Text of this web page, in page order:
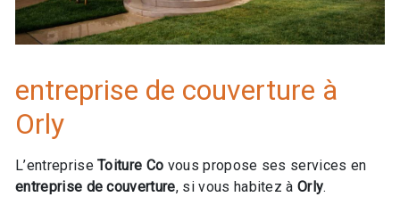
entreprise de couverture à
Orly
L’entrepriseToiture Co vous propose ses services en
entreprise de couverture, si vous habitez àOrly.